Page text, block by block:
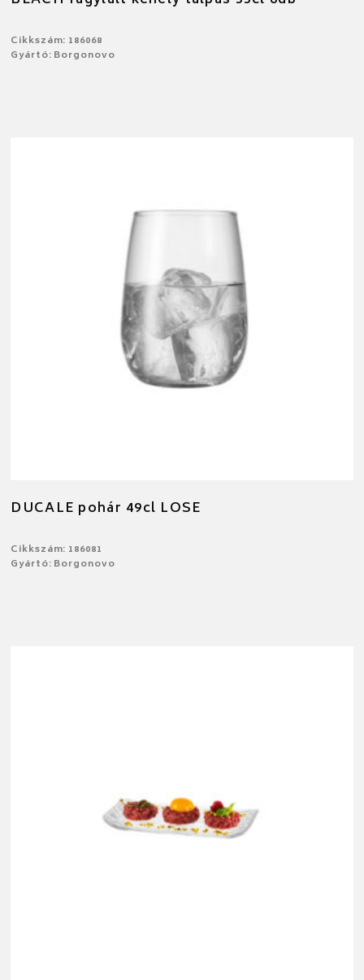
Cikkszám: 186068
Gyártó: Borgonovo
DUCALE pohár 49cl LOSE
Cikkszám: 186081
Gyártó: Borgonovo